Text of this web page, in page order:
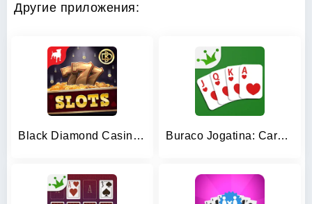
Другие приложения:
Black Diamond Casino Slots Buraco Jogatina: Card Games